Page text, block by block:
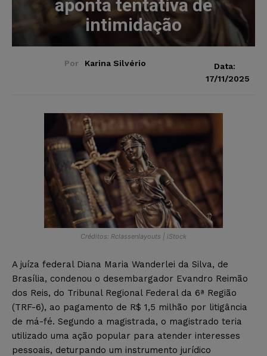
aponta tentativa de
intimidação
Por Karina Silvério
Data:
17/11/2025
Créditos: Rclassenlayouts | iStock
A juíza federal Diana Maria Wanderlei da Silva, de
Brasília, condenou o desembargador Evandro Reimão
dos Reis, do Tribunal Regional Federal da 6ª Região
(TRF-6), ao pagamento de R$ 1,5 milhão por litigância
de má-fé. Segundo a magistrada, o magistrado teria
utilizado uma ação popular para atender interesses
pessoais, deturpando um instrumento jurídico